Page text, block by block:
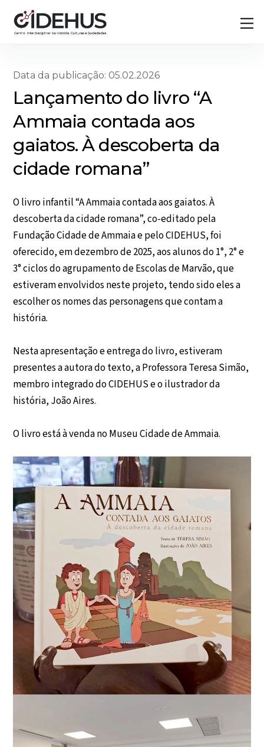
content
Data da publicação: 05.02.2026
Lançamento do livro “A
Ammaia contada aos
gaiatos. À descoberta da
cidade romana”
O livro infantil “A Ammaia contada aos gaiatos. À
descoberta da cidade romana”, co-editado pela
Fundação Cidade de Ammaia e pelo CIDEHUS, foi
oferecido, em dezembro de 2025, aos alunos do 1°, 2° e
3° ciclos do agrupamento de Escolas de Marvão, que
estiveram envolvidos neste projeto, tendo sido eles a
escolher os nomes das personagens que contam a
história.
Nesta apresentação e entrega do livro, estiveram
presentes a autora do texto, a Professora Teresa Simão,
membro integrado do CIDEHUS e o ilustrador da
história, João Aires.
O livro está à venda no Museu Cidade de Ammaia.